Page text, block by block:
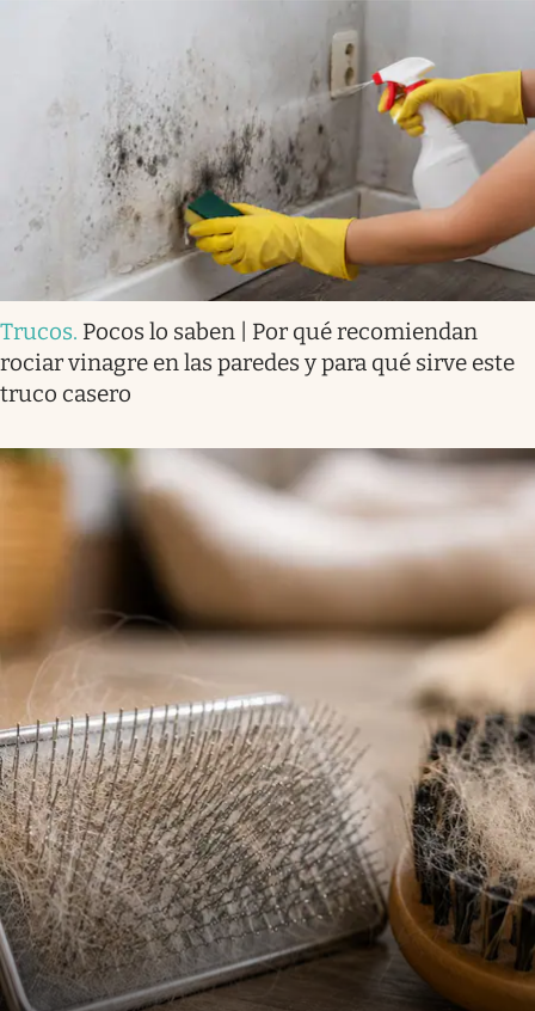
Trucos. Pocos lo saben | Por qué recomiendan
rociar vinagre en las paredes y para qué sirve este
truco casero